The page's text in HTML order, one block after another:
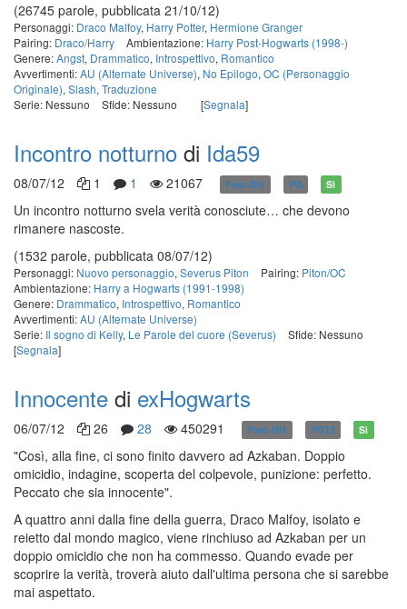
(26745 parole, pubblicata 21/10/12)
Personaggi: Draco Malfoy, Harry Potter, Hermione Granger
Pairing: Draco/Harry Ambientazione: Harry Post-Hogwarts (1998-)
Genere:Angst, Drammatico, Introspettivo, Romantico
Avvertimenti:AU (Alternate Universe), No Epilogo, OC (Personaggio
Originale), Slash, Traduzione
Serie: Nessuno
Sfide: Nessuno [Segnala]
Incontro notturno di Ida59
08/07/12 1 1 21067 Post-DH PG Sì
Un incontro notturno svela verità conosciute… che devono
rimanere nascoste.
(1532 parole, pubblicata 08/07/12)
Personaggi: Nuovo personaggio, Severus Piton Pairing: Piton/OC
Ambientazione: Harry a Hogwarts (1991-1998)
Genere: Drammatico, Introspettivo, Romantico
Avvertimenti:AU (Alternate Universe)
Serie: Il sogno di Kelly, Le Parole del cuore (Severus)
Sfide: Nessuno
[Segnala]
Innocente di exHogwarts
06/07/12 26 28 450291 Post-DH PG13 Sì
"Così, alla fine, ci sono finito davvero ad Azkaban. Doppio
omicidio, indagine, scoperta del colpevole, punizione: perfetto.
Peccato che sia innocente".
A quattro anni dalla fine della guerra, Draco Malfoy, isolato e
reietto dal mondo magico, viene rinchiuso ad Azkaban per un
doppio omicidio che non ha commesso. Quando evade per
scoprire la verità, troverà aiuto dall'ultima persona che si sarebbe
mai aspettato.